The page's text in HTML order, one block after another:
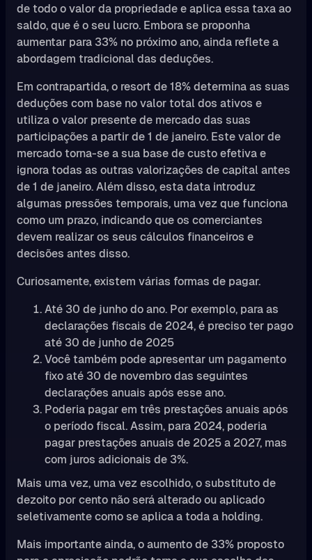
de todo o valor da propriedade e aplica essa taxa ao
saldo, que é o seu lucro. Embora se proponha
aumentar para 33% no próximo ano, ainda reflete a
abordagem tradicional das deduções.
Em contrapartida, o resort de 18% determina as suas
deduções com base no valor total dos ativos e
utiliza o valor presente de mercado das suas
participações a partir de 1 de janeiro. Este valor de
mercado torna-se a sua base de custo efetiva e
ignora todas as outras valorizações de capital antes
de 1 de janeiro. Além disso, esta data introduz
algumas pressões temporais, uma vez que funciona
como um prazo, indicando que os comerciantes
devem realizar os seus cálculos financeiros e
decisões antes disso.
Curiosamente, existem várias formas de pagar.
Até 30 de junho do ano. Por exemplo, para as
declarações fiscais de 2024, é preciso ter pago
até 30 de junho de 2025
Você também pode apresentar um pagamento
fixo até 30 de novembro das seguintes
declarações anuais após esse ano.
Poderia pagar em três prestações anuais após
o período fiscal. Assim, para 2024, poderia
pagar prestações anuais de 2025 a 2027, mas
com juros adicionais de 3%.
Mais uma vez, uma vez escolhido, o substituto de
dezoito por cento não será alterado ou aplicado
seletivamente como se aplica a toda a holding.
Mais importante ainda, o aumento de 33% proposto